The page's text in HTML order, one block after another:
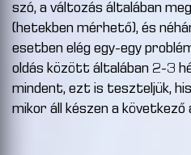
szó, a változás általában
(hetekben mérhető), és
esetben elég egy-egy
oldás között általában 2-3
mindent, ezt is teszteljük,
mikor áll készen a következő